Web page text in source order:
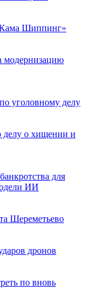
Шиппинг»
модернизацию
уголовному делу
делу о хищении и
для
ИИ
Шереметьево
дронов
по вновь